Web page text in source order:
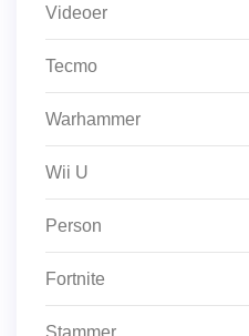
Videoer
Tecmo
Warhammer
Wii U
Person
Fortnite